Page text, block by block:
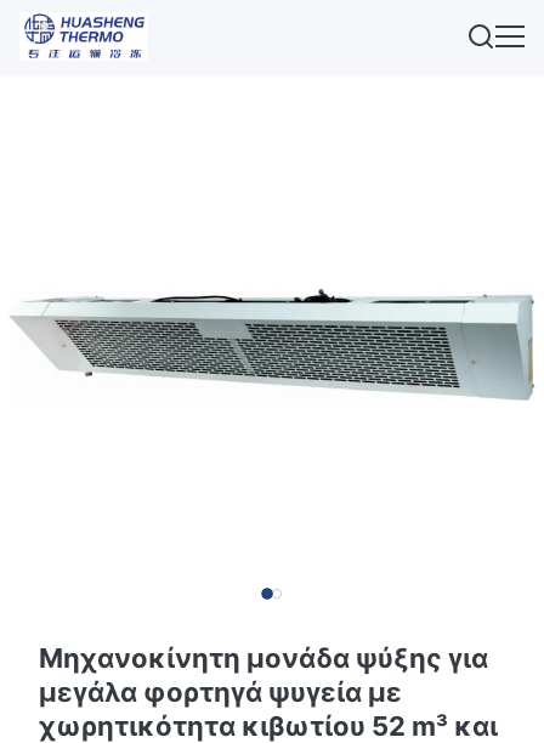
Μηχανοκίνητη μονάδα ψύξης για
μεγάλα φορτηγά ψυγεία με
χωρητικότητα κιβωτίου 52 m³ και